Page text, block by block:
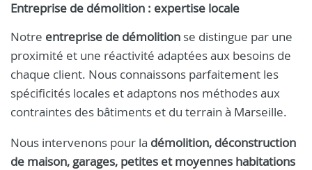
Entreprise de démolition : expertise locale
Notre entreprise de démolition se distingue par une
proximité et une réactivité adaptées aux besoins de
chaque client. Nous connaissons parfaitement les
spécificités locales et adaptons nos méthodes aux
contraintes des bâtiments et du terrain à Marseille.
Nous intervenons pour la démolition, déconstruction
de maison, garages, petites et moyennes habitations